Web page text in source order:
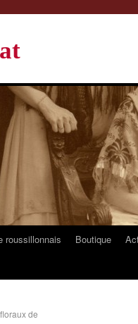
roussillonnais Boutique
de